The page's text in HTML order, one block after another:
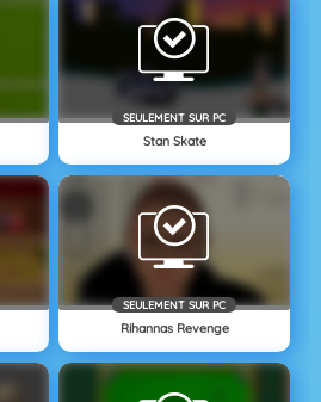
SEULEMENT SUR PC
Stan Skate
SEULEMENT SUR PC
Rihannas Revenge